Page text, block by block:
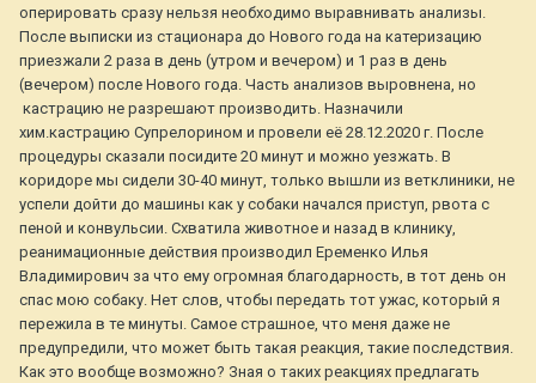
оперировать сразу нельзя необходимо выравнивать анализы.
После выписки из стационара до Нового года на катеризацию
приезжали 2 раза в день (утром и вечером) и 1 раз в день
(вечером) после Нового года. Часть анализов выровнена, но
кастрацию не разрешают производить. Назначили
хим.кастрацию Супрелорином и провели её 28.12.2020 г. После
процедуры сказали посидите 20 минут и можно уезжать. В
коридоре мы сидели 30-40 минут, только вышли из ветклиники, не
успели дойти до машины как у собаки начался приступ, рвота с
пеной и конвульсии. Схватила животное и назад в клинику,
реанимационные действия производил Еременко Илья
Владимирович за что ему огромная благодарность, в тот день он
спас мою собаку. Нет слов, чтобы передать тот ужас, который я
пережила в те минуты. Самое страшное, что меня даже не
предупредили, что может быть такая реакция, такие последствия.
Как это вообще возможно? Зная о таких реакциях предлагать